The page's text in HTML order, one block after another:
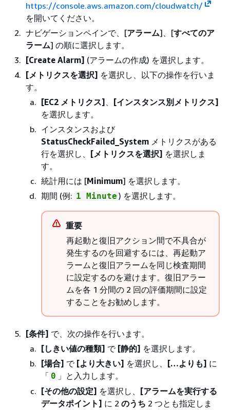
https://console.aws.amazon.com/cloudwatch/
を開いてください。
ナビゲーションペインで、[アラーム]、[すべてのア
ラーム] の順に選択します。
[Create Alarm] (アラームの作成) を選択します。
[メトリクスを選択] を選択し、以下の操作を行いま
す。
[EC2 メトリクス] 、
[インスタンス別メトリクス]
を選択します。
インスタンスおよび
StatusCheckFailed_System メトリクスがある
行を選択し、
[メトリクスを選択] を選択しま
す。
統計用には [Minimum] を選択します。
期間 (例: 1 Minute ) を選択します。
重要
再起動と復旧アクション間で不具合が
発生するのを回避するには、再起動ア
ラームと復旧アラームを同じ検査期間
に設定するのを避けます。復旧アラー
ムを各 1 分間の 2 回の評価期間に設定
することをお勧めします。
[条件] で、次の操作を行います。
[しきい値の種類] で [静的] を選択します。
[場合] で [より大きい] を選択し、 […よりも] に
「 0 」と入力します。
[その他の設定] を選択し、
[アラームを実行する
データポイント] に 2 のうち 2 つとも指定しま